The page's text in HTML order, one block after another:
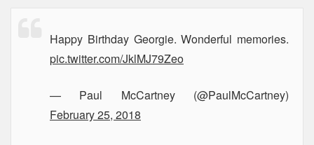
Happy Birthday Georgie. Wonderful memories.
pic.twitter.com/JklMJ79Zeo
— Paul McCartney (@PaulMcCartney)
February 25, 2018